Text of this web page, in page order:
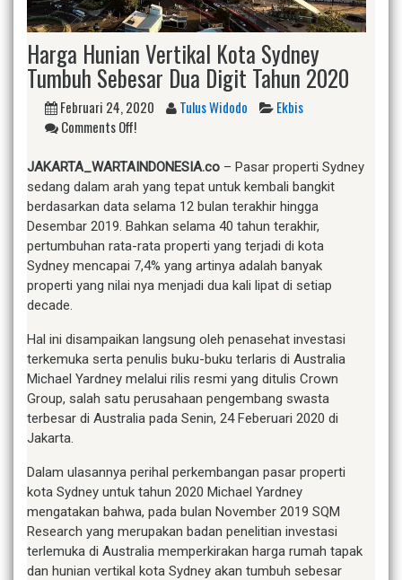
Harga Hunian Vertikal Kota Sydney
Tumbuh Sebesar Dua Digit Tahun 2020
Februari 24, 2020 Tulus Widodo
Ekbis
Comments Off!
JAKARTA_WARTAINDONESIA.co – Pasar properti Sydney
sedang dalam arah yang tepat untuk kembali bangkit
berdasarkan data selama 12 bulan terakhir hingga
Desembar 2019. Bahkan selama 40 tahun terakhir,
pertumbuhan rata-rata properti yang terjadi di kota
Sydney mencapai 7,4% yang artinya adalah banyak
properti yang nilai nya menjadi dua kali lipat di setiap
decade.
Hal ini disampaikan langsung oleh penasehat investasi
terkemuka serta penulis buku-buku terlaris di Australia
Michael Yardney melalui rilis resmi yang ditulis Crown
Group, salah satu perusahaan pengembang swasta
terbesar di Australia pada Senin, 24 Feberuari 2020 di
Jakarta.
Dalam ulasannya perihal perkembangan pasar properti
kota Sydney untuk tahun 2020 Michael Yardney
mengatakan bahwa, pada bulan November 2019 SQM
Research yang merupakan badan penelitian investasi
terlemuka di Australia memperkirakan harga rumah tapak
dan hunian vertikal kota Sydney akan tumbuh sebesar